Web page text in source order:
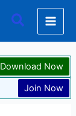
Search
Download Now
Join Now